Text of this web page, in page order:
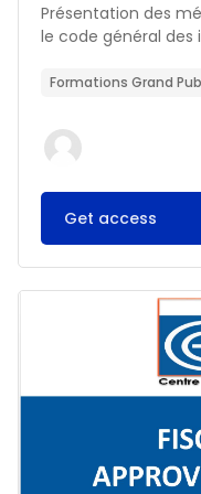
Résumé du cours :
Présentation des
le code général des
Formations Grand
Get access
Image du cours